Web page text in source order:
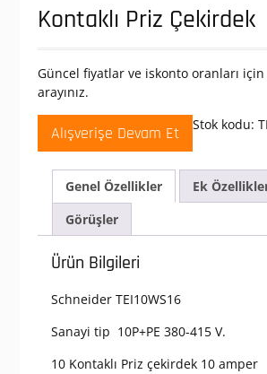
Kontaklı Priz Çekirdek
Güncel fiyatlar ve iskonto oranları
arayınız.
Alışverişe Devam Et Stok kodu:
Genel Özellikler
Ek
Görüşler
Ürün Bilgileri
Schneider TEI10WS16
Sanayi tip 10P+PE 380-415 V.
10 Kontaklı Priz çekirdek 10 amper